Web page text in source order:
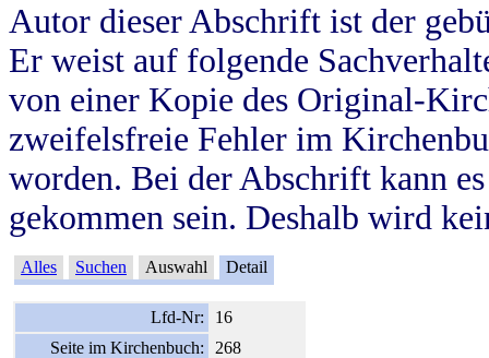
Autor dieser Abschrift ist der
Er weist auf folgende
von einer Kopie des Original-
zweifelsfreie Fehler im
worden. Bei der Abschrift kann
gekommen sein. Deshalb wird
Alles Suchen Auswahl Detail
Lfd-Nr:
16
Seite im Kirchenbuch:
268